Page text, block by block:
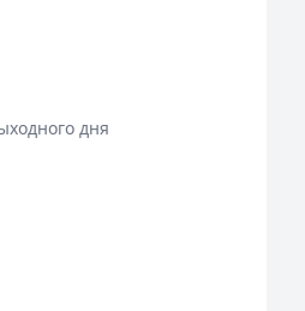
уборная и зона
как
дня